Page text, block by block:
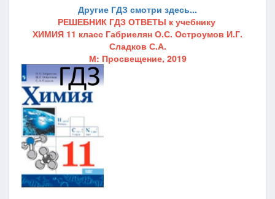
Другие ГДЗ смотри здесь...
РЕШЕБНИК ГДЗ ОТВЕТЫ к учебнику
ХИМИЯ 11 класс Габриелян О.С. Остроумов И.Г.
Сладков С.А.
М: Просвещение, 2019